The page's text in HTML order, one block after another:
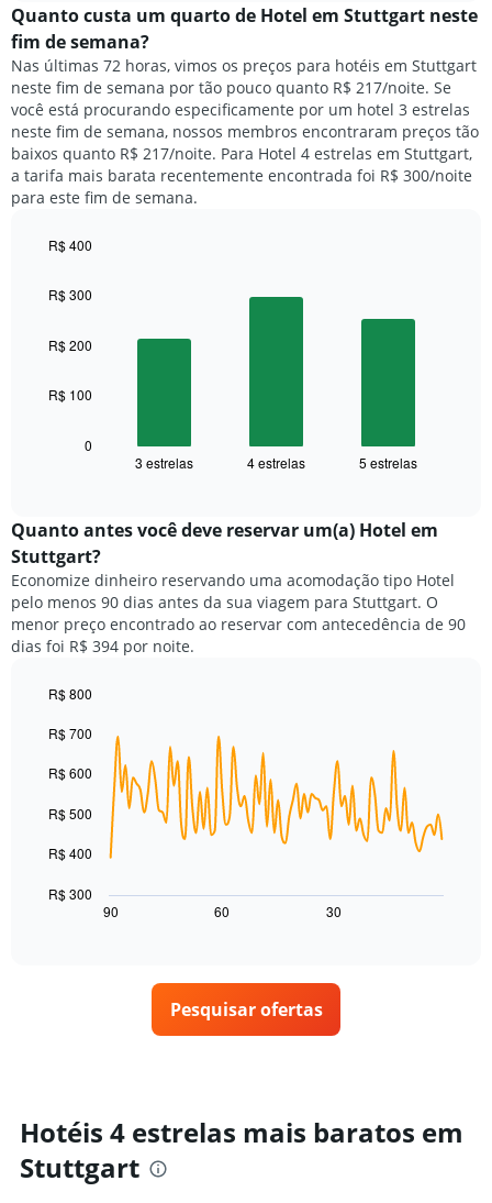
semana.
O
gráfico
tem
1
eixo
Y
exibindo
o
preço
de
um
médio
de
um
quarto
para
hoje
e
encontrado
nos
últimos
dias,
pela
classificação
estrelas
gráfico
tem
de
hotéis
por
estrelas.
O
gráfico
eixo
exibindo
preço
médio
um
para
Quanto custa um quarto de Hotel em Stuttgart neste
fim de semana?
Nas últimas 72 horas, vimos os preços para hotéis em Stuttgart
neste fim de semana por tão pouco quanto R$ 217/noite. Se
você está procurando especificamente por um hotel 3 estrelas
neste fim de semana, nossos membros encontraram preços tão
baixos quanto R$ 217/noite. Para Hotel 4 estrelas em Stuttgart,
a tarifa mais barata recentemente encontrada foi R$ 300/noite
para este fim de semana.
chart
with
bars.
gráfico
seguir
médio
de
um
quarto
neste
fim
de
encontrado
últimos
dias,
agrupado
pela
classificação
por
estrelas
O
estrelas.
O
gráfico
3 estrelas 4 estrelas 5 estrelas
0
R$ 100
R$ 200
R$ 300
R$ 400
Quanto antes você deve reservar um(a) Hotel em
Stuttgart?
Economize dinheiro reservando uma acomodação tipo Hotel
pelo menos 90 dias antes da sua viagem para Stuttgart. O
menor preço encontrado ao reservar com antecedência de 90
dias foi R$ 394 por noite.
chart
90
points.
O
gráfico
acordo
com
a
aproximação
graphic.
90 60 30
R$ 300
R$ 400
R$ 500
R$ 600
R$ 700
R$ 800
Pesquisar ofertas
Hotéis 4 estrelas mais baratos em
Stuttgart